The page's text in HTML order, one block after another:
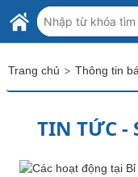
Skip to Main Content
BỘ NGOẠI GIAO
MINISTRY OF
Trang chủ > Thông tin
TIN TỨC -